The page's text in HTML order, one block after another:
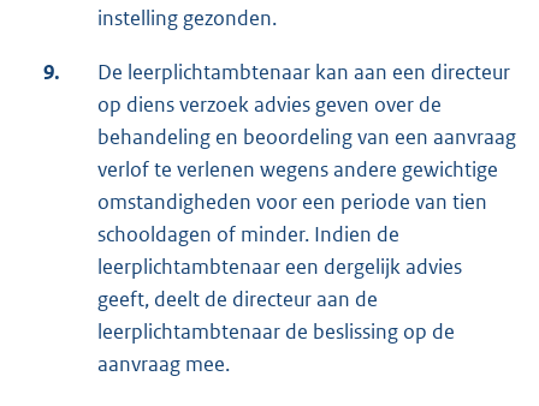
instelling gezonden.
9.
De leerplichtambtenaar kan aan een directeur
op diens verzoek advies geven over de
behandeling en beoordeling van een aanvraag
verlof te verlenen wegens andere gewichtige
omstandigheden voor een periode van tien
schooldagen of minder. Indien de
leerplichtambtenaar een dergelijk advies
geeft, deelt de directeur aan de
leerplichtambtenaar de beslissing op de
aanvraag mee.